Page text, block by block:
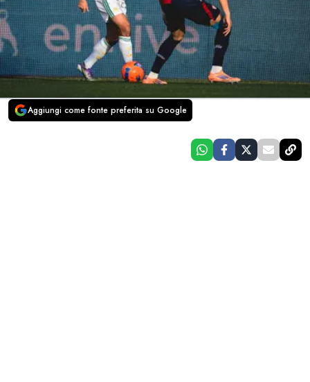
Aggiungi come fonte preferita su Google